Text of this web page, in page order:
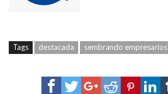
Tags destacada sembrando empresarios